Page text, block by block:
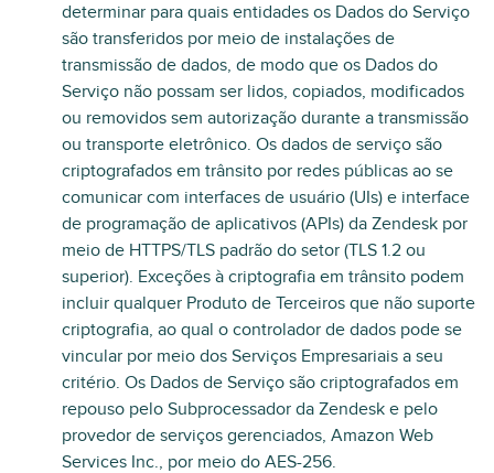
determinar para quais entidades os Dados do Serviço
são transferidos por meio de instalações de
transmissão de dados, de modo que os Dados do
Serviço não possam ser lidos, copiados, modificados
ou removidos sem autorização durante a transmissão
ou transporte eletrônico. Os dados de serviço são
criptografados em trânsito por redes públicas ao se
comunicar com interfaces de usuário (UIs) e interface
de programação de aplicativos (APIs) da Zendesk por
meio de HTTPS/TLS padrão do setor (TLS 1.2 ou
superior). Exceções à criptografia em trânsito podem
incluir qualquer Produto de Terceiros que não suporte
criptografia, ao qual o controlador de dados pode se
vincular por meio dos Serviços Empresariais a seu
critério. Os Dados de Serviço são criptografados em
repouso pelo Subprocessador da Zendesk e pelo
provedor de serviços gerenciados, Amazon Web
Services Inc., por meio do AES-256.